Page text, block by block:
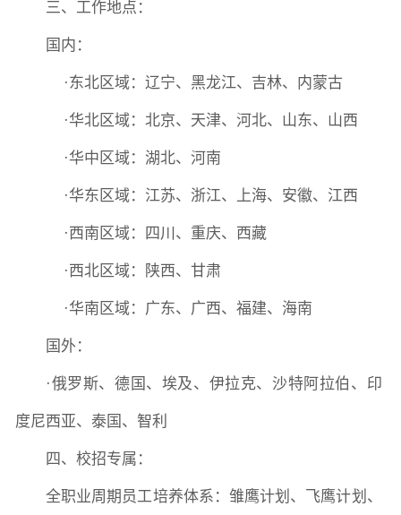
三、工作地点：
国内：
·东北区域：辽宁、黑龙江、吉林、内蒙古
·华北区域：北京、天津、河北、山东、山西
·华中区域：湖北、河南
·华东区域：江苏、浙江、上海、安徽、江西
·西南区域：四川、重庆、西藏
·西北区域：陕西、甘肃
·华南区域：广东、广西、福建、海南
国外：
·俄罗斯、德国、埃及、伊拉克、沙特阿拉伯、印
度尼西亚、泰国、智利
四、校招专属：
全职业周期员工培养体系：雏鹰计划、飞鹰计划、